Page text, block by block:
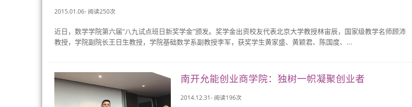
2015.01.06- 阅读250次
近日，数学学院第六届“八九试点班日新奖学金”颁发。奖学金出资校友代表北京大学教授林宙辰，国家级教学名师顾沛
教授，学院副院长王日生教授，学院基础数学系副教授李军，获奖学生黄家盛、黄颖君、陈国度、...
南开允能创业商学院：独树一帜凝聚创业者
2014.12.31- 阅读196次